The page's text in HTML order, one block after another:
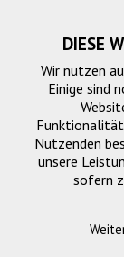
DIESE
Wir nutzen
Einige sind
Nutzenden
unsere
sofern